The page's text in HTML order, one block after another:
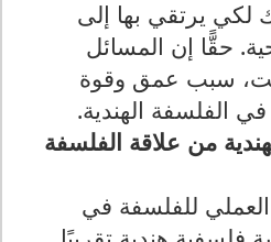
لكي يرتقي بها إلى
حقًّا إن المسائل
سبب عمق وقوة
الفلسفة الهندية.
من علاقة الفلسفة
للفلسفة في